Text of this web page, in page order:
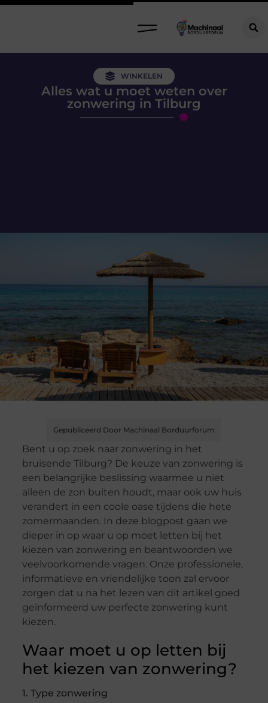
WINKELEN
Alles wat u moet weten over
zonwering in Tilburg
Gepubliceerd Door Machinaal Borduurforum
Bent u op zoek naar zonwering in het
bruisende Tilburg? De keuze van zonwering is
een belangrijke beslissing waarmee u niet
alleen de zon buiten houdt, maar ook uw huis
verandert in een coole oase tijdens die hete
zomermaanden. In deze blogpost gaan we
dieper in op waar u op moet letten bij het
kiezen van zonwering en beantwoorden we
veelvoorkomende vragen. Onze professionele,
informatieve en vriendelijke toon zal ervoor
zorgen dat u na het lezen van dit artikel goed
geïnformeerd uw perfecte zonwering kunt
kiezen.
Waar moet u op letten bij
het kiezen van zonwering?
1. Type zonwering